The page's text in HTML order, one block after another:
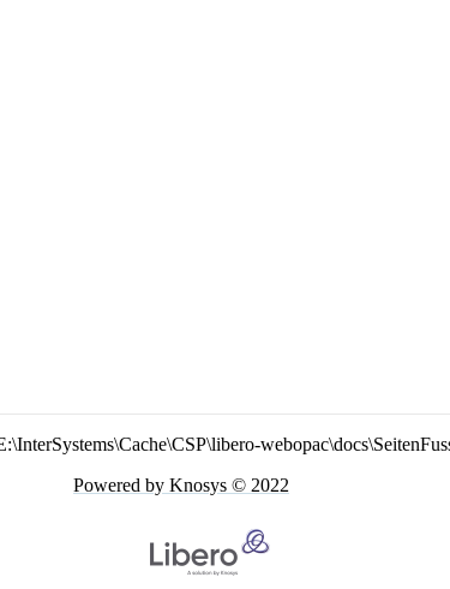
Powered by Knosys © 2022